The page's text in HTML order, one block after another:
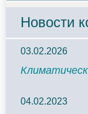
Новости
03.02.2026
04.02.2023